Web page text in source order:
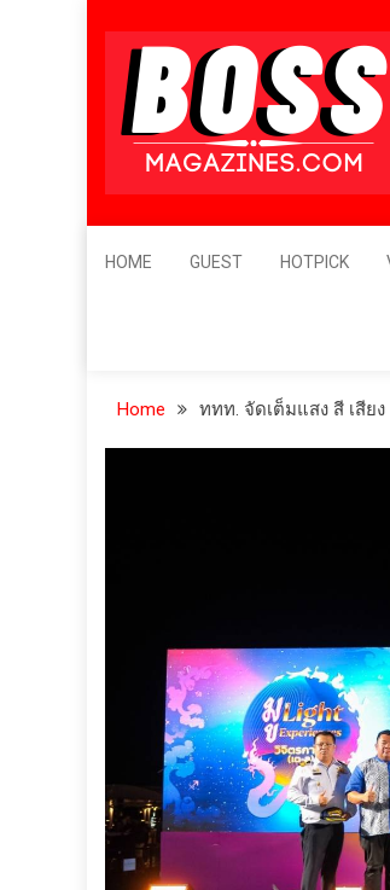
content
Leader's Vision
HOME GUEST HOTPICK
Home ททท. จัดเต็มแสง สี เสีย